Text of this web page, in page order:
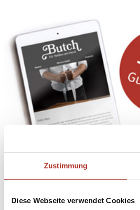
Zustimmung
Diese Webseite verwendet Cookies
Abonnierehier